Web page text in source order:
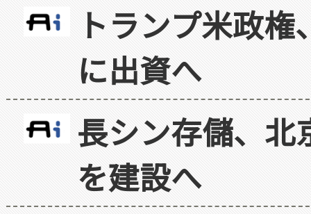
トランプ米政
に出資へ
長シン存儲、北
を建設へ